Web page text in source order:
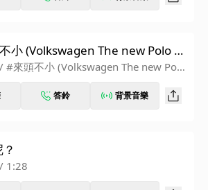
小 (Volkswagen The new Polo 汽
歌曲)
/ #來頭不小 (Volkswagen The new Polo
答鈴 背景音樂
/ 1:28